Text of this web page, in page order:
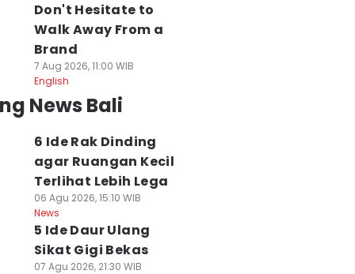
Don't Hesitate to
Walk Away From a
Brand
7 Aug 2026, 11:00 WIB
English
News Bali
6 Ide Rak Dinding
agar Ruangan Kecil
Terlihat Lebih Lega
06 Agu 2026, 15:10 WIB
News
5 Ide Daur Ulang
Sikat Gigi Bekas
07 Agu 2026, 21:30 WIB